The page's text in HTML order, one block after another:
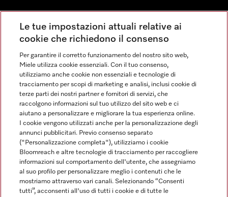
Condizioni Generali di Vendita
Privacy
Condizioni di Utilizzo
Dichiarazione di Accessibilità
Modulo di recesso
Legge sui servizi digitali
Impostazioni dei cookie
FINANZIAMENTO FINO A 50 MESI CON OPZIONE 10 E TASSO
ZERO
Le tue impostazioni attuali relative ai
cookie che richiedono il consenso
Per garantire il corretto funzionamento del nostro sito web,
Miele utilizza cookie essenziali. Con il tuo consenso,
utilizziamo anche cookie non essenziali e tecnologie di
tracciamento per scopi di marketing e analisi, inclusi cookie di
terze parti dei nostri partner e fornitori di servizi, che
raccolgono informazioni sul tuo utilizzo del sito web e ci
aiutano a personalizzare e migliorare la tua esperienza online.
I cookie vengono utilizzati anche per la personalizzazione degli
annunci pubblicitari. Previo consenso separato
("Personalizzazione completa"), utilizziamo i cookie
Bloomreach e altre tecnologie di tracciamento per raccogliere
informazioni sul comportamento dell'utente, che assegniamo
al suo profilo per personalizzare meglio i contenuti che le
mostriamo attraverso vari canali. Selezionando “Consenti
tutti”, acconsenti all'uso di tutti i cookie e di tutte le